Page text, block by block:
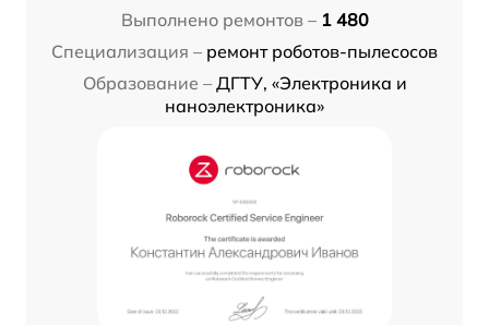
Выполнено ремонтов – 1 480
Специализация – ремонт роботов-пылесосов
Образование – ДГТУ, «Электроника и
наноэлектроника»